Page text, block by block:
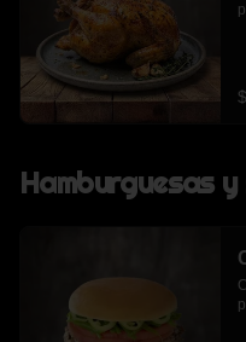
Hamburguesas